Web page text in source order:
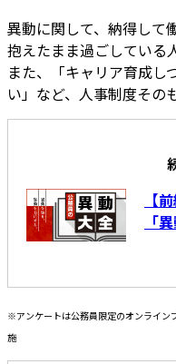
異動に関して、納得して
抱えたまま過ごしている
また、「キャリア育成し
い」など、人事制度その
【
「
※アンケートは公務員限定のオンライン
施